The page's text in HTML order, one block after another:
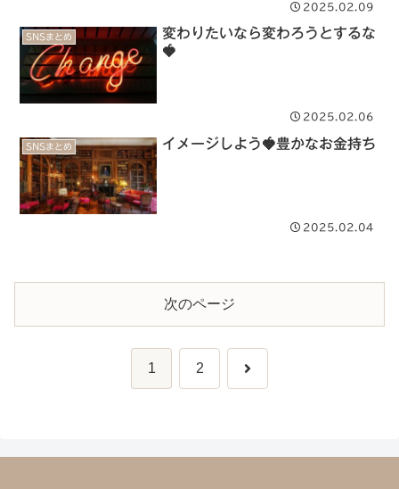
2025.02.09
SNSまとめ
変わりたいなら変わろうとするな
🍓
2025.02.06
SNSまとめ イメージしよう🍓豊かなお金持ち
2025.02.04
次のページ
1 2 次